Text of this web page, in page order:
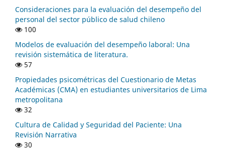
Consideraciones para la evaluación del desempeño del
personal del sector público de salud chileno
100
Modelos de evaluación del desempeño laboral: Una
revisión sistemática de literatura.
57
Propiedades psicométricas del Cuestionario de Metas
Académicas (CMA) en estudiantes universitarios de Lima
metropolitana
32
Cultura de Calidad y Seguridad del Paciente: Una
Revisión Narrativa
30